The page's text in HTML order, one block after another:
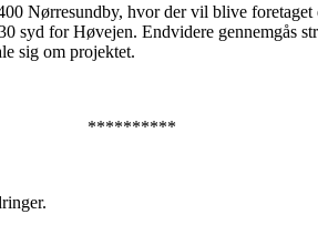
Nørresundby, hvor der vil blive
syd for Høvejen. Endvidere gennemgås
sig om projektet.
**********